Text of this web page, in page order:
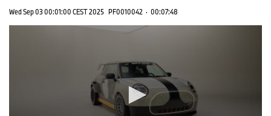
Wed Sep 03 00:01:00 CEST 2025 PF0010042 · 00:07:48